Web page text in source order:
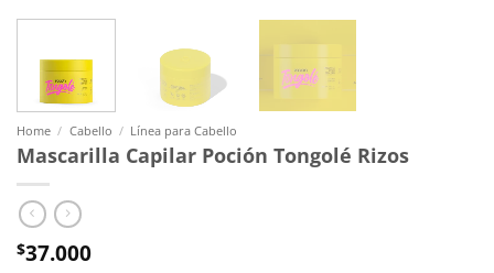
Home / Cabello / Línea para Cabello
Mascarilla Capilar Poción Tongolé Rizos
$37.000